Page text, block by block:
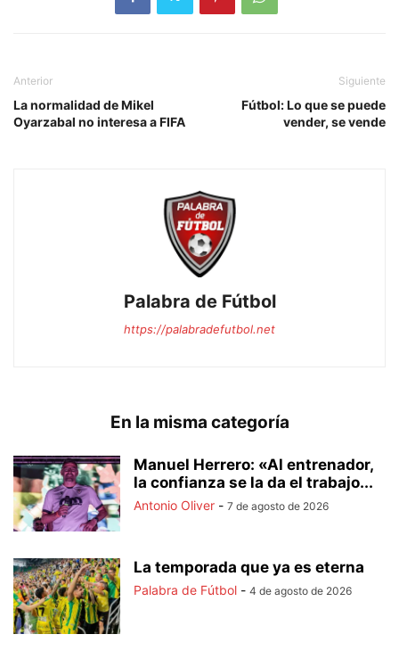
Anterior
La normalidad de Mikel
Oyarzabal no interesa a FIFA
Siguiente
Fútbol: Lo que se puede
vender, se vende
Palabra de Fútbol
https://palabradefutbol.net
En la misma categoría
Manuel Herrero: «Al entrenador,
la confianza se la da el trabajo...
Antonio Oliver - 7 de agosto de 2026
La temporada que ya es eterna
Palabra de Fútbol - 4 de agosto de 2026